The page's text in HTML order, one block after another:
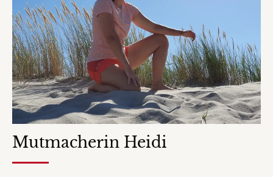
Mutmacherin Heidi